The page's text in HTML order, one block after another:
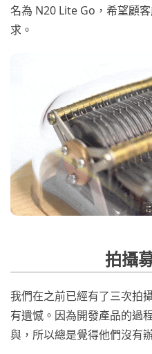
名為 N20 Lite Go，希望顧
求。
拍攝
我們在之前已經有了三次拍
有遺憾。因為開發產品的過
與，所以總是覺得他們沒有